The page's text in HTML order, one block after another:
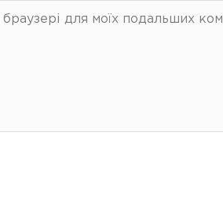
для моїх подальших